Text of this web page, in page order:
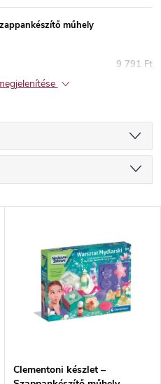
műhely
9 791 Ft
Clementoni készlet –